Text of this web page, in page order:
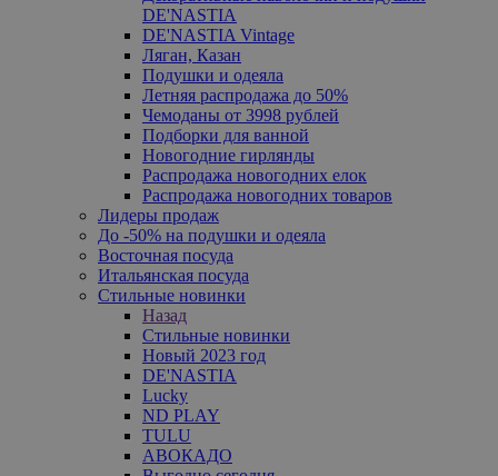
DE'NASTIA
DE'NASTIA Vintage
Ляган, Казан
Подушки и одеяла
Летняя распродажа до 50%
Чемоданы от 3998 рублей
Подборки для ванной
Новогодние гирлянды
Распродажа новогодних елок
Распродажа новогодних товаров
Лидеры продаж
До -50% на подушки и одеяла
Восточная посуда
Итальянская посуда
Стильные новинки
Назад
Стильные новинки
Новый 2023 год
DE'NASTIA
Lucky
ND PLAY
TULU
АВОКАДО